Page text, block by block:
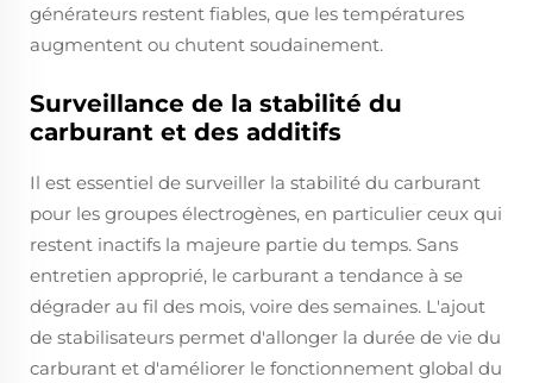
générateurs restent fiables, que les températures
augmentent ou chutent soudainement.
Surveillance de la stabilité du
carburant et des additifs
Il est essentiel de surveiller la stabilité du carburant
pour les groupes électrogènes, en particulier ceux qui
restent inactifs la majeure partie du temps. Sans
entretien approprié, le carburant a tendance à se
dégrader au fil des mois, voire des semaines. L'ajout
de stabilisateurs permet d'allonger la durée de vie du
carburant et d'améliorer le fonctionnement global du